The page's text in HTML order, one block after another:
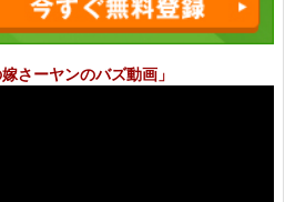
さーヤンのバズ動画」